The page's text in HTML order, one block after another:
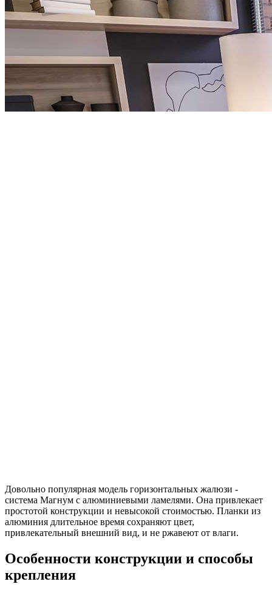
Довольно популярная модель горизонтальных жалюзи -
система Магнум с алюминиевыми ламелями. Она привлекает
простотой конструкции и невысокой стоимостью. Планки из
алюминия длительное время сохраняют цвет,
привлекательный внешний вид, и не ржавеют от влаги.
Особенности конструкции и способы
крепления